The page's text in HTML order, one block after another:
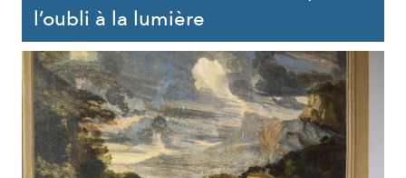
l’oubli à la lumière